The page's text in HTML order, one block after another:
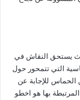
يستحق النقاش في
التي تتمحور حول
الحماس للإجابة عن
بها هو اخطو